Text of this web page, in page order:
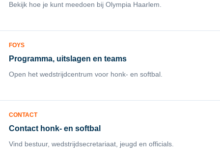
Bekijk hoe je kunt meedoen bij Olympia Haarlem.
FOYS
Programma, uitslagen en teams
Open het wedstrijdcentrum voor honk- en softbal.
CONTACT
Contact honk- en softbal
Vind bestuur, wedstrijdsecretariaat, jeugd en officials.